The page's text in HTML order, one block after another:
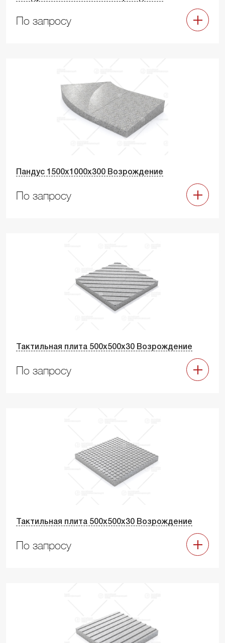
По запросу
Пандус 1500х1000х300 Возрождение
По запросу
Тактильная плита 500х500х30 Возрождение
По запросу
Тактильная плита 500х500х30 Возрождение
По запросу